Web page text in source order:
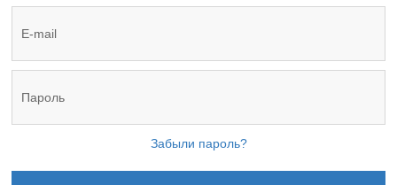
Забыли пароль?